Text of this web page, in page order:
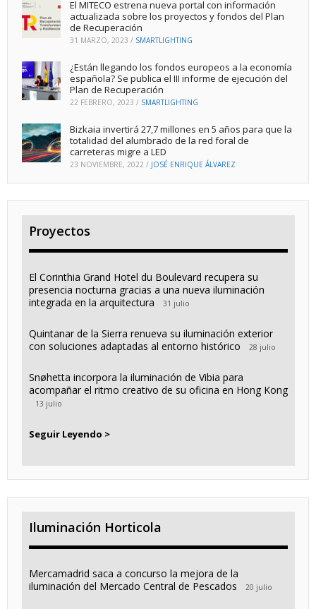
El MITECO estrena nueva portal con información
actualizada sobre los proyectos y fondos del Plan
de Recuperación
31 MARZO, 2023 / SMARTLIGHTING
¿Están llegando los fondos europeos a la economía
española? Se publica el III informe de ejecución del
Plan de Recuperación
22 FEBRERO, 2023 / SMARTLIGHTING
Bizkaia invertirá 27,7 millones en 5 años para que la
totalidad del alumbrado de la red foral de
carreteras migre a LED
23 NOVIEMBRE, 2022 / JOSÉ ENRIQUE ÁLVAREZ
Proyectos
El Corinthia Grand Hotel du Boulevard recupera su
presencia nocturna gracias a una nueva iluminación
integrada en la arquitectura
31 julio
Quintanar de la Sierra renueva su iluminación exterior
con soluciones adaptadas al entorno histórico
28 julio
Snøhetta incorpora la iluminación de Vibia para
acompañar el ritmo creativo de su oficina en Hong Kong
13 julio
Seguir Leyendo >
Iluminación Horticola
Mercamadrid saca a concurso la mejora de la
iluminación del Mercado Central de Pescados
20 julio